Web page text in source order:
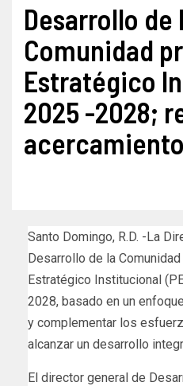
Desarrollo de
Comunidad
Estratégico
2025 -2028;
Santo Domingo, R.D. -La
Desarrollo de la
Estratégico Institucional
2028, basado en un
y complementar los
alcanzar un desarrollo
El director general de